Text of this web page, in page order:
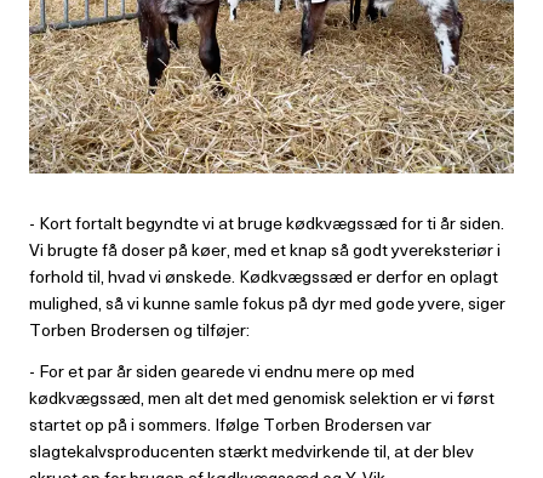
- Kort fortalt begyndte vi at bruge kødkvægssæd for ti år siden.
Vi brugte få doser på køer, med et knap så godt yvereksteriør i
forhold til, hvad vi ønskede. Kødkvægssæd er derfor en oplagt
mulighed, så vi kunne samle fokus på dyr med gode yvere, siger
Torben Brodersen og tilføjer:
- For et par år siden gearede vi endnu mere op med
kødkvægssæd, men alt det med genomisk selektion er vi først
startet op på i sommers. Ifølge Torben Brodersen var
slagtekalvsproducenten stærkt medvirkende til, at der blev